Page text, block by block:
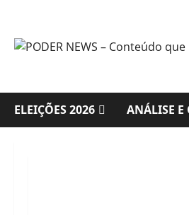
content
ELEIÇÕES 2026 ANÁLISE